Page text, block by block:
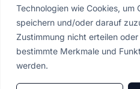
Technologien wie Cookies, um
speichern und/oder darauf
Zustimmung nicht erteilen
bestimmte Merkmale und
werden.
Humboldtstraße 9
65189 Wiesbaden
Rechtliches